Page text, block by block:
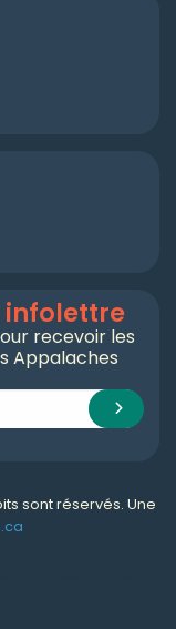
infolettre
recevoir les
Appalaches
sont réservés. Une